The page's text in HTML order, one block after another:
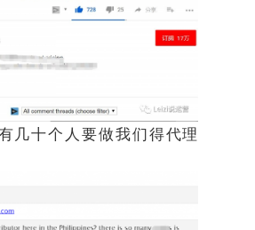
几十个人要做我们得代理